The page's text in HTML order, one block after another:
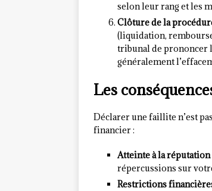
selon leur rang et les
Clôture de la
(liquidation,
tribunal de prononcer
généralement
Les
Déclarer une faillite n’est
financier :
Atteinte à la réputation
répercussions sur
Restrictions